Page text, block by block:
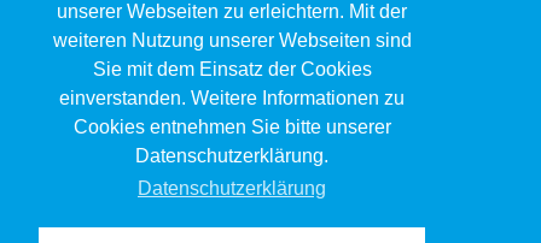
unserer Webseiten zu erleichtern. Mit der
weiteren Nutzung unserer Webseiten sind
Sie mit dem Einsatz der Cookies
einverstanden. Weitere Informationen zu
Cookies entnehmen Sie bitte unserer
Datenschutzerklärung.
Datenschutzerklärung
Kind.Jugend.Familie KJF
Poststrasse 2, Postfach, 4410 Liestal
061 551 17 77
kjf@jsw.swiss